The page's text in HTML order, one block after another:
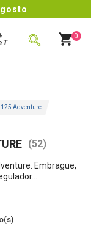
0
125 Adventure
(52)
. Embrague,